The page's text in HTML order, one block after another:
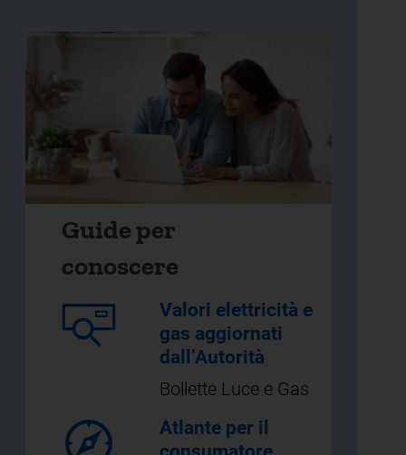
Guide per
conoscere
Valori elettricità e
gas aggiornati
dall’Autorità
Bollette Luce e Gas
Atlante per il